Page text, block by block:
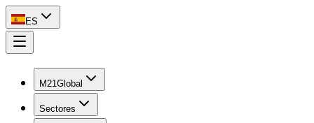
ES
M21Global
Sectores